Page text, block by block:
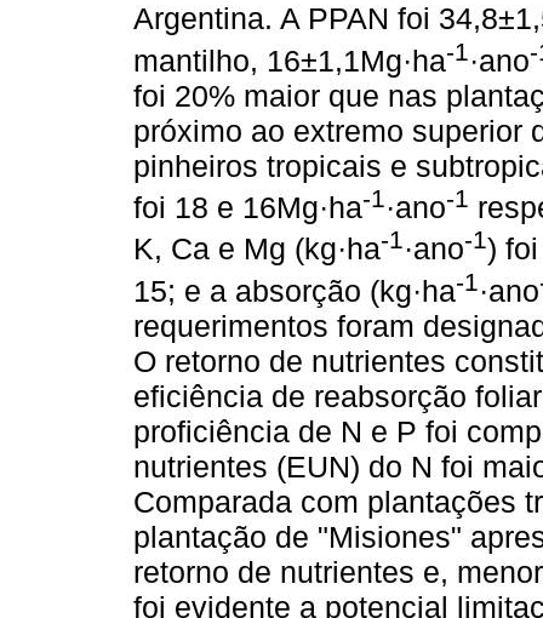
Argentina. A PPAN foi
mantilho, 16±1,1Mg·ha-1 ·ano
foi 20% maior que nas
próximo ao extremo superior
pinheiros tropicais e
foi 18 e 16Mg·ha-1·ano-1
K, Ca e Mg (kg·ha-1·ano-1)
15; e a absorção (kg·ha-1 ·ano
requerimentos foram
O retorno de nutrientes
eficiência de reabsorção
proficiência de N e P foi
nutrientes (EUN) do N foi
Comparada com plantações
plantação de "Misiones"
retorno de nutrientes e,
foi evidente a potencial